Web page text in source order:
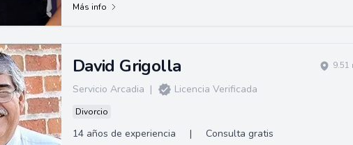
Más info
David Grigolla
Servicio Arcadia | Licencia Verificada
Divorcio
14 años de experiencia | Consulta gratis
9.51